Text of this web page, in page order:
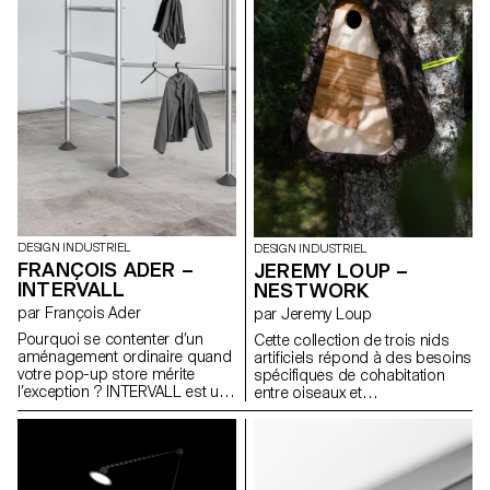
quotidienne. La chaussure se
compose d’un "upper" en
mousse EVA thermoformée qui
accueille un chausson en laine
réadapter et personnaliser. Les
différentes pièces sont
tricotées en 3D, sans couture
et compostables
industriellement. La baleine et
les attaches quant à elles sont
recyclables à l’infini. Ce n’est
plus la poitrine qui s’adapte à
l’objet, mais l’objet qui évolue
avec elle.
DESIGN INDUSTRIEL
FRANÇOIS ADER –
INTERVALL
par François Ader
Pourquoi se contenter d’un
aménagement ordinaire quand
votre pop-up store mérite
l’exception ? INTERVALL est un
système de structures
marques de vêtements qui
souhaitent scénographier leurs
DESIGN INDUSTRIEL
JEREMY LOUP –
NESTWORK
par Jeremy Loup
Cette collection de trois nids
artificiels répond à des besoins
spécifiques de cohabitation
entre oiseaux et
environnements humains.
accessible et reproductible. Le
nichoir pour mésanges aide à